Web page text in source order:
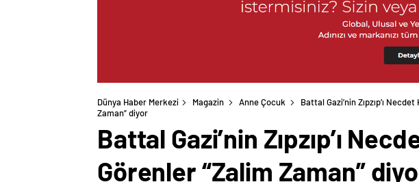
Dünya Haber Merkezi Magazin Anne Çocuk Battal Gazi’nin Zıpzıp’ı
Battal Gazi’nin Zıpzıp’ı
Görenler “Zalim Zaman”